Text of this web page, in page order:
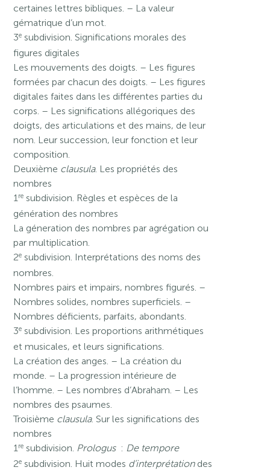
certaines lettres bibliques. – La valeur
gématrique d’un mot.
3e subdivision. Significations morales des
figures digitales
Les mouvements des doigts. – Les figures
formées par chacun des doigts. – Les figures
digitales faites dans les différentes parties du
corps. – Les significations allégoriques des
doigts, des articulations et des mains, de leur
nom. Leur succession, leur fonction et leur
composition.
Deuxième clausula. Les propriétés des
nombres
1re subdivision. Règles et espèces de la
génération des nombres
La géneration des nombres par agrégation ou
par multiplication.
2e subdivision. Interprétations des noms des
nombres.
Nombres pairs et impairs, nombres figurés. –
Nombres solides, nombres superficiels. –
Nombres déficients, parfaits, abondants.
3e subdivision. Les proportions arithmétiques
et musicales, et leurs significations.
La création des anges. – La création du
monde. – La progression intérieure de
l’homme. – Les nombres d’Abraham. – Les
nombres des psaumes.
Troisième clausula. Sur les significations des
nombres
1re subdivision. Prologus : De tempore
2e subdivision. Huit modes d’interprétation des